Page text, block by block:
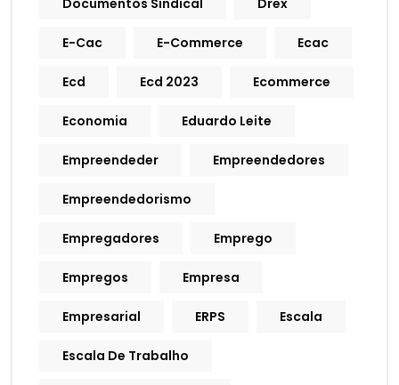
Documentos Sindical Drex
E-Cac E-Commerce Ecac
Ecd Ecd 2023 Ecommerce
Economia Eduardo Leite
Empreendeder Empreendedores
Empreendedorismo
Empregadores Emprego
Empregos Empresa
Empresarial ERPS Escala
Escala De Trabalho